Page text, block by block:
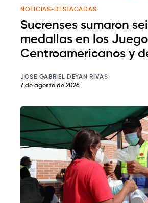
NOTICIAS-DESTACADAS
Sucrenses sumaron
medallas en los
Centroamericanos y
JOSE GABRIEL DEYAN RIVAS
7 de agosto de 2026